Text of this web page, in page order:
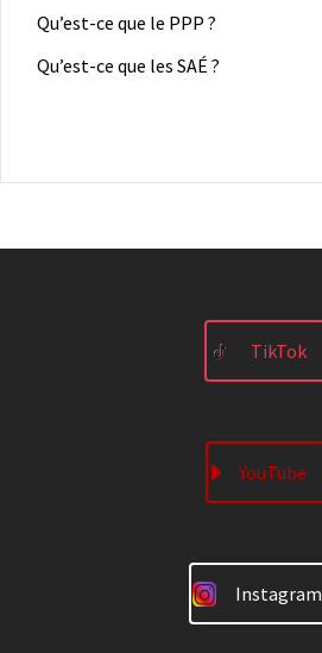
Qu’est-ce que le PPP ?
Qu’est-ce que les SAÉ ?
TikTok
YouTube
Instagram